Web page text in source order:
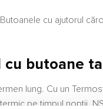
cu ajutorul
cu butoane
lung. Cu un
pe timpul nopții.